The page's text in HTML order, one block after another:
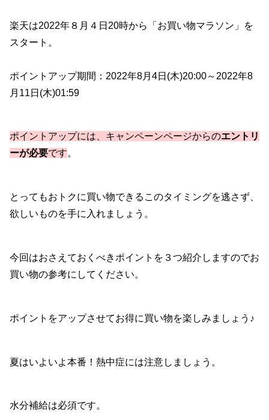
楽天は2022年８月４日20時から「お買い物マラソン」を
スタート。
ポイントアップ期間：2022年8月4日(木)20:00～2022年8
月11日(木)01:59
ポイントアップには、キャンペーンページからのエントリ
ーが必要です。
とってもおトクに買い物できるこのタイミングを逃さず、
欲しいものを手に入れましょう。
今回はおさえておくべきポイントを３つ紹介しますのでお
買い物の参考にしてください。
ポイントをアップさせてお得に買い物を楽しみましょう♪
夏はいよいよ本番！熱中症には注意しましょう。
水分補給は必須です。